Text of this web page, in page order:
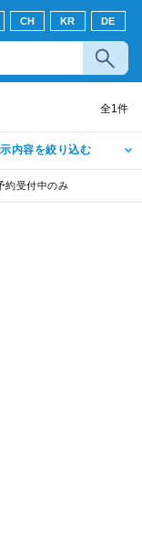
CH KR DE
全1件
内容を絞り込む
約受付中のみ